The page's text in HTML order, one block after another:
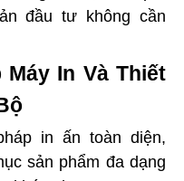
đầu tư không cần
Máy In Và Thiết
in ấn toàn diện,
sản phẩm đa dạng